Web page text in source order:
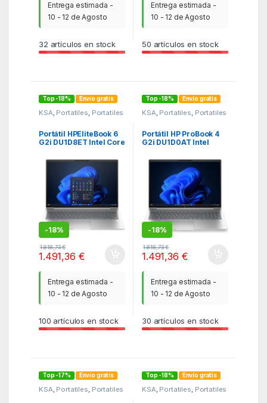
Entrega estimada -
10 - 12 de Agosto
32 artículos en stock
Entrega estimada -
10 - 12 de Agosto
50 artículos en stock
Top -18% Envío gratis
KSA, Portatiles, Portatiles
Portátil HPEliteBook 6
G2i DU1D8ET Intel Core
SSD/ 16″/ Win11 Pro
-18%
1.818,73€
1.491,36 €
Entrega estimada -
10 - 12 de Agosto
100 artículos en stock
Top -18% Envío gratis
KSA, Portatiles, Portatiles
Portátil HP ProBook 4
G2i DU1D0AT Intel
512GB SSD/ 16″/ Win11
-18%
1.818,73€
1.491,36 €
Entrega estimada -
10 - 12 de Agosto
30 artículos en stock
Top -17% Envío gratis
KSA Portatiles Portatiles
Top -18% Envío gratis
KSA Portatiles Portatiles